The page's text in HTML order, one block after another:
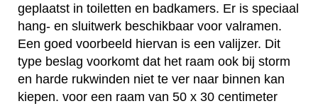
geplaatst in toiletten en badkamers. Er is speciaal
hang- en sluitwerk beschikbaar voor valramen.
Een goed voorbeeld hiervan is een valijzer. Dit
type beslag voorkomt dat het raam ook bij storm
en harde rukwinden niet te ver naar binnen kan
kiepen. voor een raam van 50 x 30 centimeter